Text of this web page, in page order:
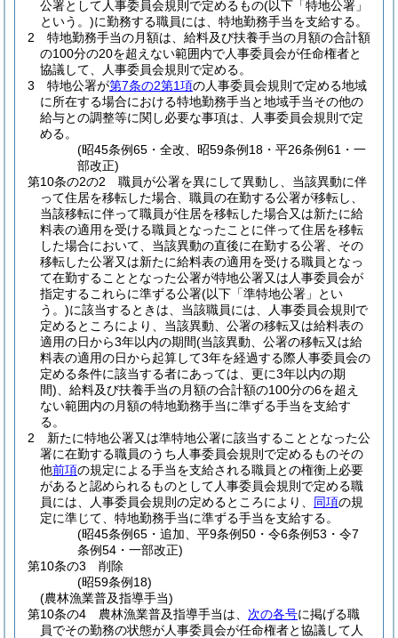
公署として人事委員会規則で定めるもの(以下「特地公署」
という。)に勤務する職員には、特地勤務手当を支給する。
2
特地勤務手当の月額は、給料及び扶養手当の月額の合計額
の100分の20を超えない範囲内で人事委員会が任命権者と
協議して、人事委員会規則で定める。
3
特地公署が第7条の2第1項の人事委員会規則で定める地域
に所在する場合における特地勤務手当と地域手当その他の
給与との調整等に関し必要な事項は、人事委員会規則で定
める。
(昭45条例65・全改、昭59条例18・平26条例61・一
部改正)
第10条の2の2
職員が公署を異にして異動し、当該異動に伴
って住居を移転した場合、職員の在勤する公署が移転し、
当該移転に伴って職員が住居を移転した場合又は新たに給
料表の適用を受ける職員となったことに伴って住居を移転
した場合において、当該異動の直後に在勤する公署、その
移転した公署又は新たに給料表の適用を受ける職員となっ
て在勤することとなった公署が特地公署又は人事委員会が
指定するこれらに準ずる公署(以下「準特地公署」とい
う。)に該当するときは、当該職員には、人事委員会規則で
定めるところにより、当該異動、公署の移転又は給料表の
適用の日から3年以内の期間(当該異動、公署の移転又は給
料表の適用の日から起算して3年を経過する際人事委員会の
定める条件に該当する者にあっては、更に3年以内の期
間) 、給料及び扶養手当の月額の合計額の100分の6を超え
ない範囲内の月額の特地勤務手当に準ずる手当を支給す
る。
2
新たに特地公署又は準特地公署に該当することとなった公
署に在勤する職員のうち人事委員会規則で定めるものその
他前項の規定による手当を支給される職員との権衡上必要
があると認められるものとして人事委員会規則で定める職
員には、人事委員会規則の定めるところにより、 同項の規
定に準じて、特地勤務手当に準ずる手当を支給する。
(昭45条例65・追加、平9条例50・令6条例53・令7
条例54・一部改正)
第10条の3
削除
(昭59条例18)
(農林漁業普及指導手当)
第10条の4
農林漁業普及指導手当は、 次の各号に掲げる職
員でその勤務の状態が人事委員会が任命権者と協議して人